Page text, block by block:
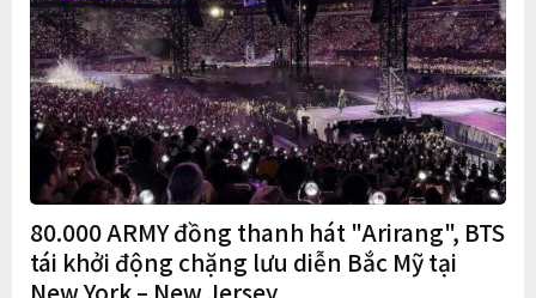
80.000 ARMY đồng thanh hát "Arirang", BTS
tái khởi động chặng lưu diễn Bắc Mỹ tại